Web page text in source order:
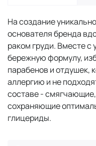
На создание
основателя бренда
раком груди. Вместе с
бережную формулу,
парабенов и отдушек,
аллергию и не
составе -
сохраняющие
глицериды.